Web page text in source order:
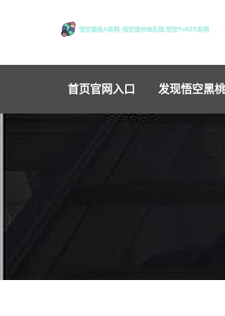
首页官网入口 发现悟空黑